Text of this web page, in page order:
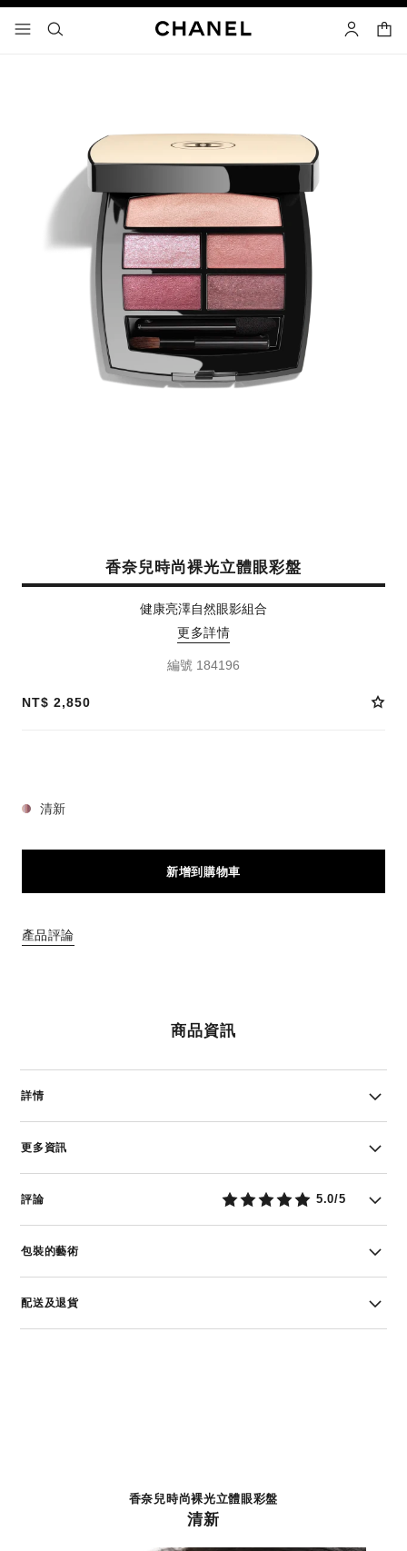
選單 - 主導覽
- 主選單搜尋 帳戶
購物
香奈兒時尚裸光立體眼彩盤
健康亮澤自然眼影組合
更多詳情
編號 184196
NT$ 2,850
清新
新增到購物車
產品評論
商品資訊
詳情
更多資訊
評論 5.0/5
包裝的藝術
配送及退貨
香奈兒時尚裸光立體眼彩盤
清新